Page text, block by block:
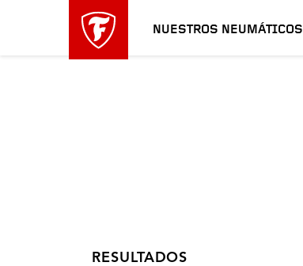
NUESTROS NEUMÁTICOS
RESULTADOS